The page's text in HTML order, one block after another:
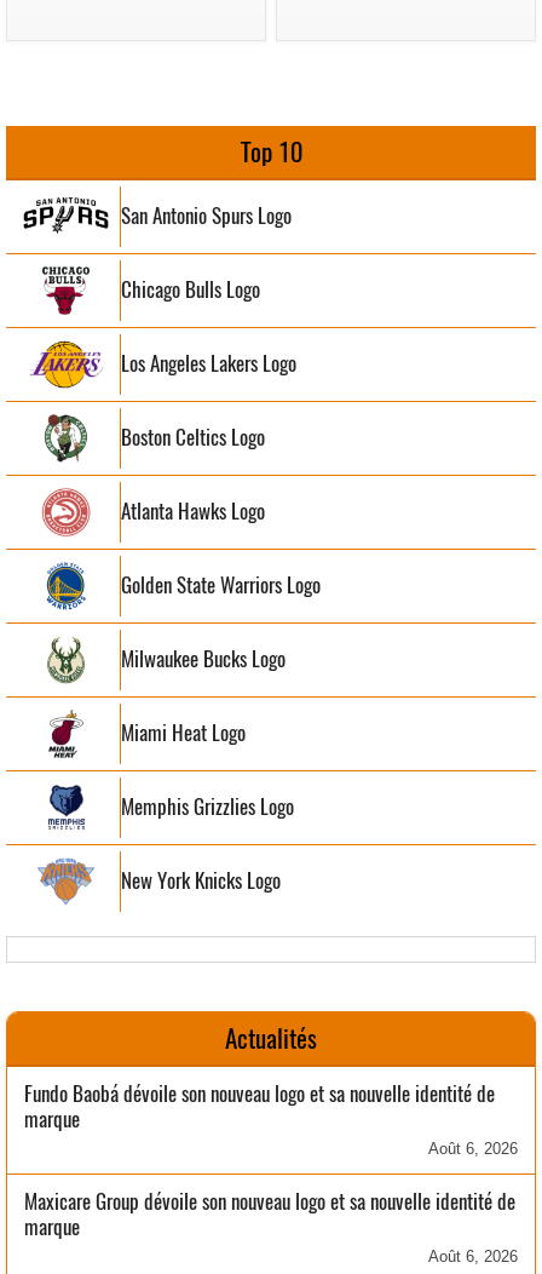
Top 10
San Antonio Spurs Logo
Chicago Bulls Logo
Los Angeles Lakers Logo
Boston Celtics Logo
Atlanta Hawks Logo
Golden State Warriors Logo
Milwaukee Bucks Logo
Miami Heat Logo
Memphis Grizzlies Logo
New York Knicks Logo
Actualités
Fundo Baobá dévoile son nouveau logo et sa nouvelle identité de
marque
Août 6, 2026
Maxicare Group dévoile son nouveau logo et sa nouvelle identité de
marque
Août 6, 2026